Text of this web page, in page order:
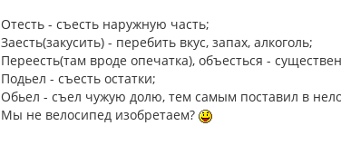
Отесть - съесть наружную часть;
Заесть(закусить) - перебить вкус, запах, алкоголь;
Переесть(там вроде опечатка), объесться -
Подьел - съесть остатки;
Обьел - съел чужую долю, тем самым поставил в
Мы не велосипед изобретаем?